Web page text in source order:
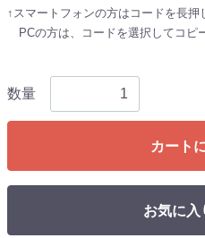
↑スマートフォンの方はコードを長押
PCの方は、コードを選択してコピ
数量
カート
お気に入